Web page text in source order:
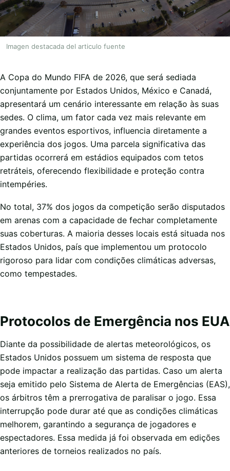
Imagen destacada del articulo fuente
A Copa do Mundo FIFA de 2026, que será sediada
conjuntamente por Estados Unidos, México e Canadá,
apresentará um cenário interessante em relação às suas
sedes. O clima, um fator cada vez mais relevante em
grandes eventos esportivos, influencia diretamente a
experiência dos jogos. Uma parcela significativa das
partidas ocorrerá em estádios equipados com tetos
retráteis, oferecendo flexibilidade e proteção contra
intempéries.
No total, 37% dos jogos da competição serão disputados
em arenas com a capacidade de fechar completamente
suas coberturas. A maioria desses locais está situada nos
Estados Unidos, país que implementou um protocolo
rigoroso para lidar com condições climáticas adversas,
como tempestades.
Protocolos de Emergência nos EUA
Diante da possibilidade de alertas meteorológicos, os
Estados Unidos possuem um sistema de resposta que
pode impactar a realização das partidas. Caso um alerta
seja emitido pelo Sistema de Alerta de Emergências (EAS),
os árbitros têm a prerrogativa de paralisar o jogo. Essa
interrupção pode durar até que as condições climáticas
melhorem, garantindo a segurança de jogadores e
espectadores. Essa medida já foi observada em edições
anteriores de torneios realizados no país.